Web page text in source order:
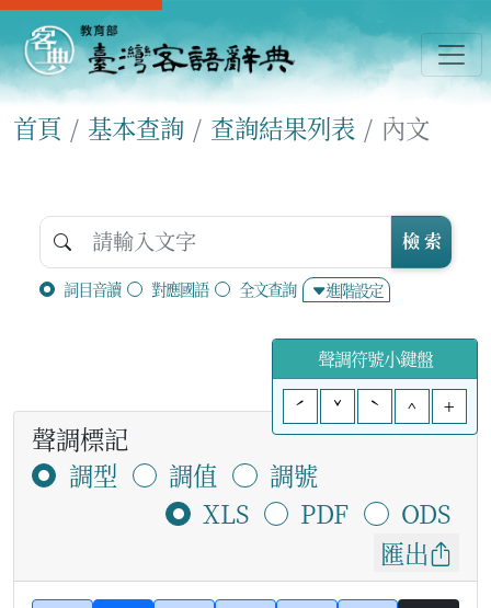
首頁 基本查詢 查詢結果列表 內文
詞目音讀 對應國語 全文查詢 進階設定
檢 索
聲調符號小鍵盤
ˊ
ˇ ˋ ^ +
聲調標記
調型
調值
調號
XLS
PDF
ODS
匯出